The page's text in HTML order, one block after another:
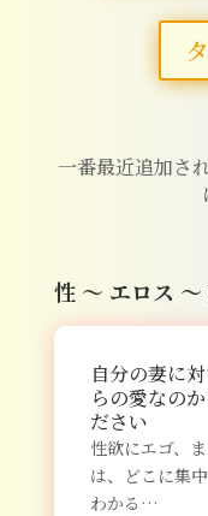
一番最近追加さ
性 ～ エロス
自分の妻に
らの愛なの
ださい
性欲にエゴ、
は、どこに集
わかる…